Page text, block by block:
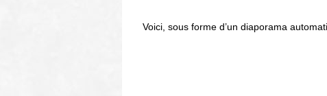
Voici, sous forme d’un diaporama